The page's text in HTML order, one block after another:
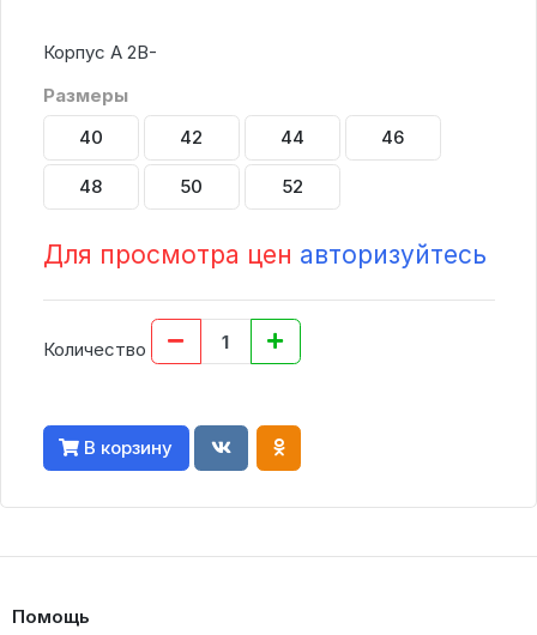
Корпус А 2В-
Размеры
40
42 44 46
48 50 52
Для просмотра цен авторизуйтесь
Количество
В корзину
Помощь